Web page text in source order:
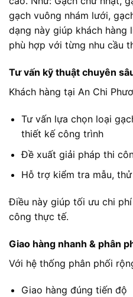
gạch vuông nhám lưới,
dạng này giúp khách hàng
phù hợp với từng nhu cầu
Tư vấn kỹ thuật chuyên
Khách hàng tại An Chi
Tư vấn lựa chọn loại
thiết kế công trình
Đề xuất giải pháp thi
Hỗ trợ kiểm tra mẫu,
Điều này giúp tối ưu chi
công thực tế.
Giao hàng nhanh & phân
Với hệ thống phân phối
Giao hàng đúng tiến độ